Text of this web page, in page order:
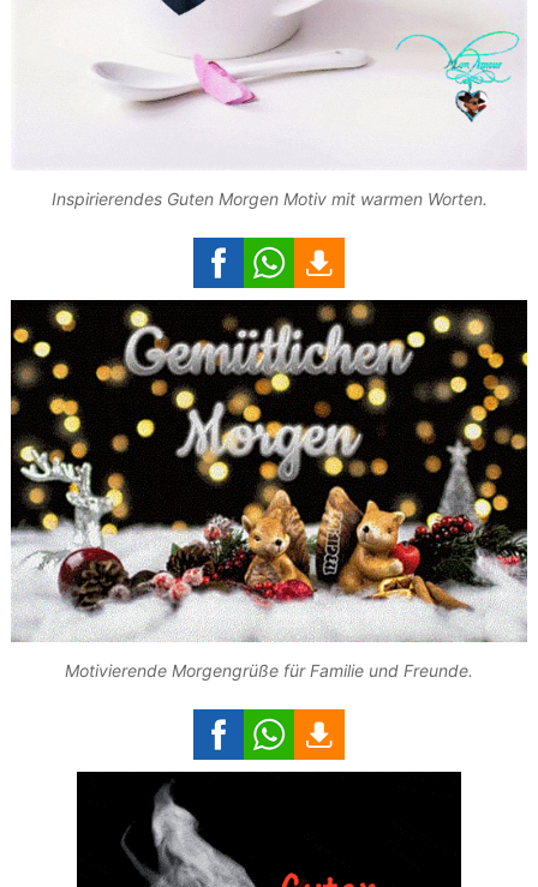
Inspirierendes Guten Morgen Motiv mit warmen Worten.
Motivierende Morgengrüße für Familie und Freunde.